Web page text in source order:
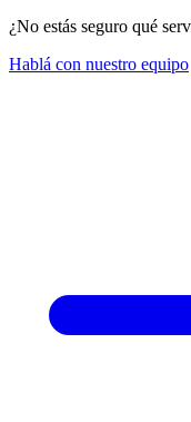
¿No estás seguro qué
Hablá con nuestro equipo